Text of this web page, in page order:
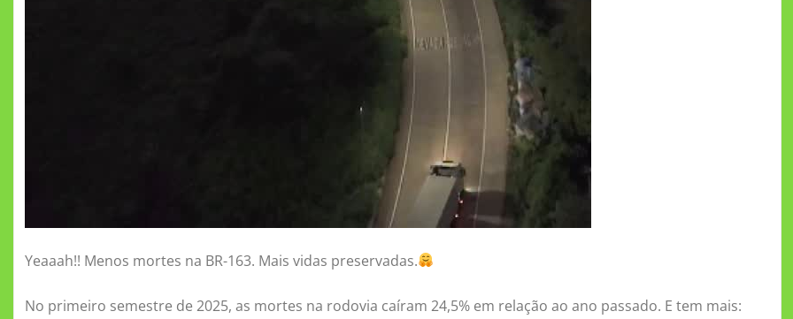
Yeaaah!! Menos mortes na BR-163. Mais vidas preservadas.
No primeiro semestre de 2025, as mortes na rodovia caíram 24,5% em relação ao ano passado. E tem mais: